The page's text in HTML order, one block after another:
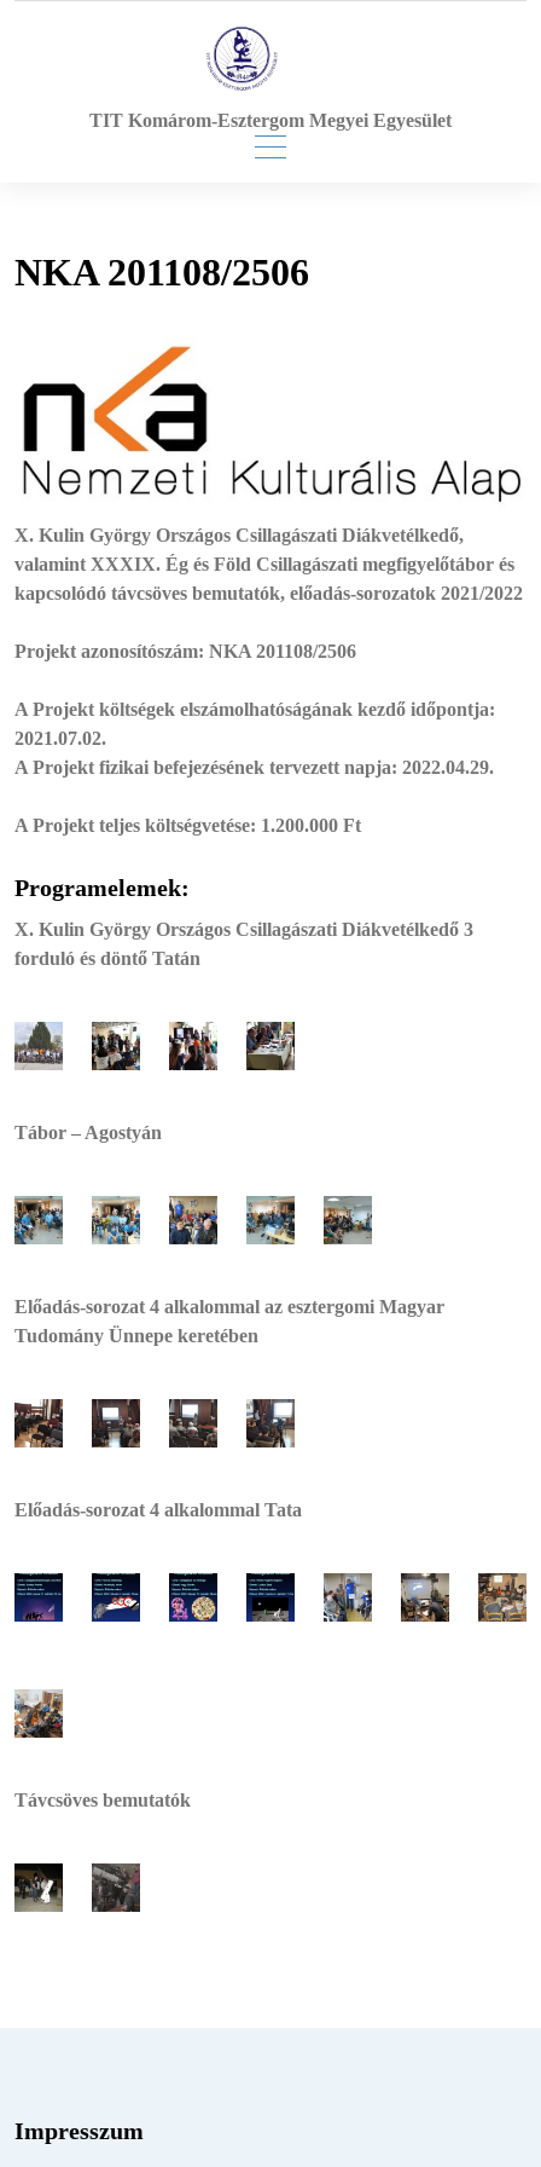
TIT Komárom-Esztergom Megyei Egyesület
NKA 201108/2506
X. Kulin György Országos Csillagászati Diákvetélkedő,
valamint XXXIX. Ég és Föld Csillagászati megfigyelőtábor és
kapcsolódó távcsöves bemutatók, előadás-sorozatok 2021/2022
Projekt azonosítószám: NKA 201108/2506
A Projekt költségek elszámolhatóságának kezdő időpontja:
2021.07.02.
A Projekt fizikai befejezésének tervezett napja: 2022.04.29.
A Projekt teljes költségvetése: 1.200.000 Ft
Programelemek:
X. Kulin György Országos Csillagászati Diákvetélkedő 3
forduló és döntő Tatán
Tábor – Agostyán
Előadás-sorozat 4 alkalommal az esztergomi Magyar
Tudomány Ünnepe keretében
Előadás-sorozat 4 alkalommal Tata
Távcsöves bemutatók
Impresszum